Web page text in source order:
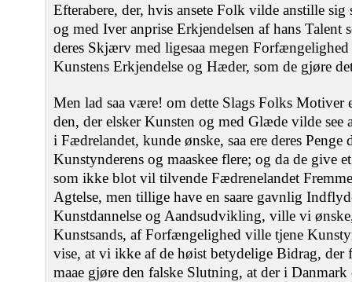
Efterabere, der, hvis ansete Folk vilde anstille sig
og med Iver anprise Erkjendelsen af hans Talent
deres Skjærv med ligesaa megen
Kunstens Erkjendelse og Hæder, som de gjøre
Men lad saa være! om dette Slags Folks Motiver
den, der elsker Kunsten og med Glæde vilde see
i Fædrelandet, kunde ønske, saa ere deres Penge
Kunstynderens og maaskee flere; og da de give
som ikke blot vil tilvende Fædrenelandet
Agtelse, men tillige have en saare gavnlig
Kunstdannelse og Aandsudvikling, ville vi
Kunstsands, af Forfængelighed ville tjene
vise, at vi ikke af de høist betydelige Bidrag,
maae gjøre den falske Slutning, at der i